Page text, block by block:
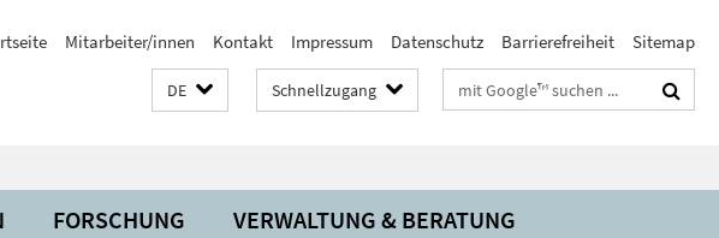
Mitarbeiter/innen Kontakt Impressum Datenschutz Barrierefreiheit Sitemap
DE Schnellzugang Suchbegriffe
FORSCHUNG VERWALTUNG & BERATUNG